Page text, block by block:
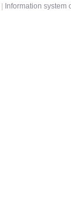
Information